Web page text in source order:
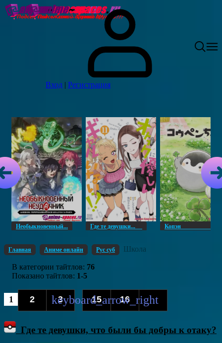
Вход | Регистрация
Необыкновенный... Где те девушки... Копэн
Главная Аниме онлайн Рус суб Школа
В категории тайтлов: 76
Показано тайтлов: 1-5
1 2 3 ... 15 16
Где те девушки, что были бы добры к отаку?